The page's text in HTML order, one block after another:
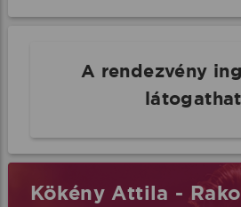
A rendezvény
Kökény Attila -